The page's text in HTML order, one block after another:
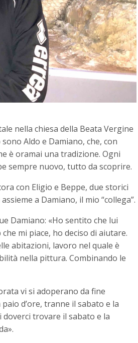
nella chiesa della Beata Vergine
Aldo e Damiano, che, con
è oramai una tradizione. Ogni
sempre nuovo, tutto da scoprire.
con Eligio e Beppe, due storici
a Damiano, il mio “collega”.
Damiano: «Ho sentito che lui
mi piace, ho deciso di aiutare.
abitazioni, lavoro nel quale è
nella pittura. Combinando le
vi si adoperano da fine
d’ore, tranne il sabato e la
doverci trovare il sabato e la